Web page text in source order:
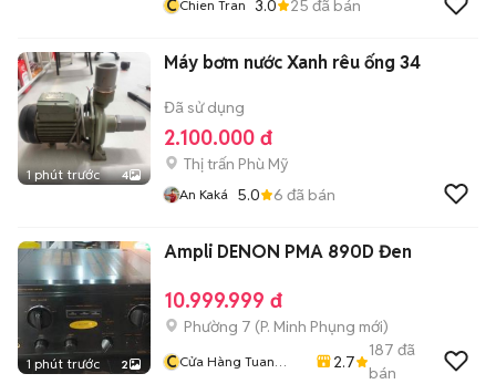
CChien Tran 3.0 25 đã bán
1 phút trước 4
Máy bơm nước Xanh rêu ống 34
Đã sử dụng
2.100.000 đ
Thị trấn Phù Mỹ
An Kaká 5.0 6 đã bán
1 phút trước 2
Ampli DENON PMA 890D Đen
10.999.999 đ
Phường 7 (P. Minh Phụng mới)
CCửa Hàng Tuan
2.7
187 đã
bán